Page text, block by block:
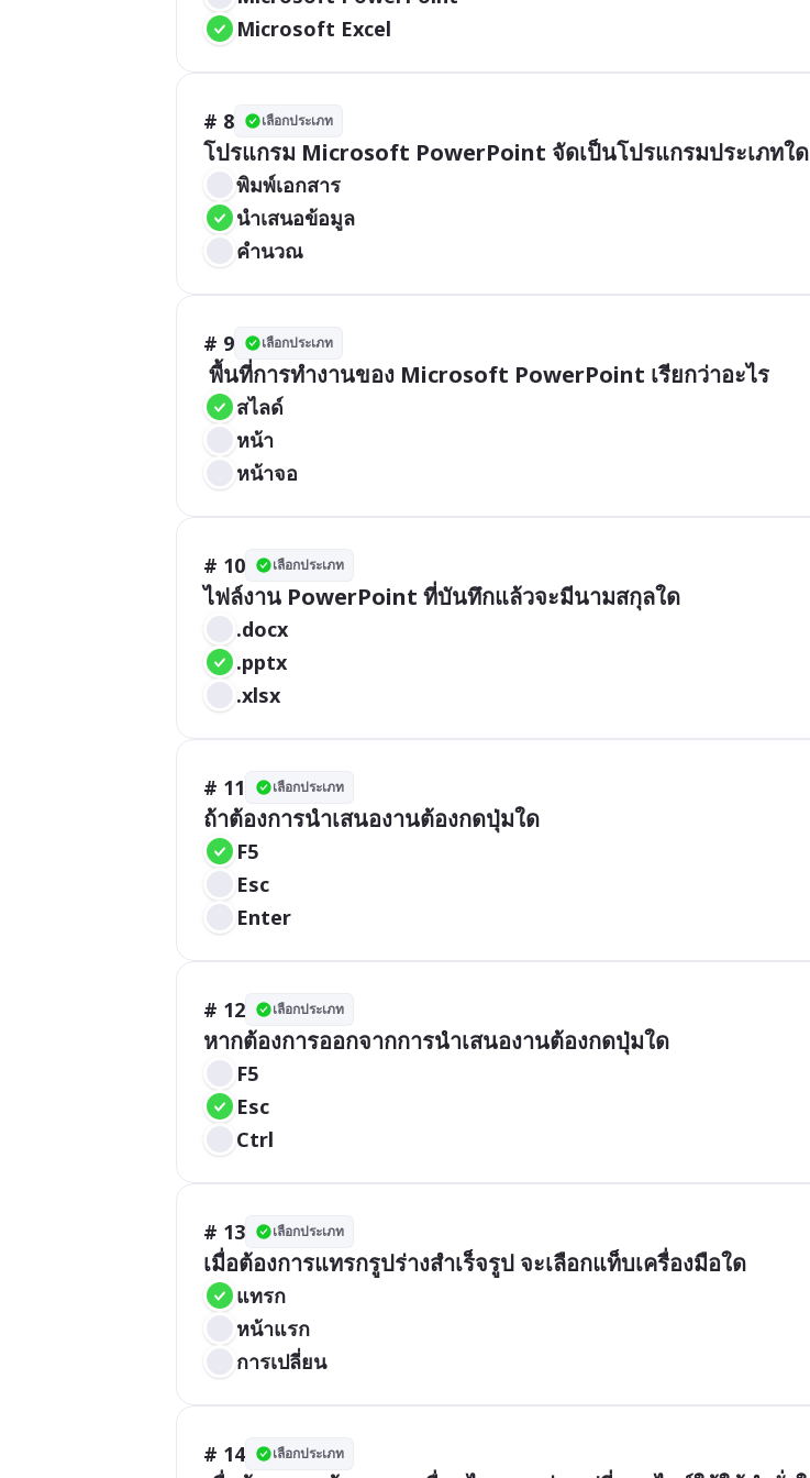
Microsoft Excel
# 8 เลือกประเภท
โปรแกรม Microsoft PowerPoint จัดเป็นโปรแกรมประเภทใด
พิมพ์เอกสาร
นำเสนอข้อมูล
คำนวณ
# 9 เลือกประเภท
พื้นที่การทำงานของ Microsoft PowerPoint เรียกว่าอะไร
สไลด์
หน้า
หน้าจอ
# 10 เลือกประเภท
ไฟล์งาน PowerPoint ที่บันทึกแล้วจะมีนามสกุลใด
.docx
.pptx
.xlsx
# 11 เลือกประเภท
ถ้าต้องการนำเสนองานต้องกดปุ่มใด
F5
Esc
Enter
# 12 เลือกประเภท
หากต้องการออกจากการนำเสนองานต้องกดปุ่มใด
F5
Esc
Ctrl
# 13 เลือกประเภท
เมื่อต้องการแทรกรูปร่างสำเร็จรูป จะเลือกแท็บเครื่องมือใด
แทรก
หน้าแรก
การเปลี่ยน
# 14 เลือกประเภท